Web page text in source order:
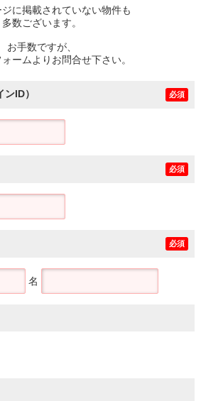
に掲載されていない物件も
多数ございます。
お手数ですが、
ームよりお問合せ下さい。
ID） 必須
必須
必須
名